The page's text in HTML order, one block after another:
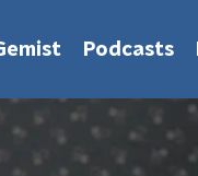
Podcasts